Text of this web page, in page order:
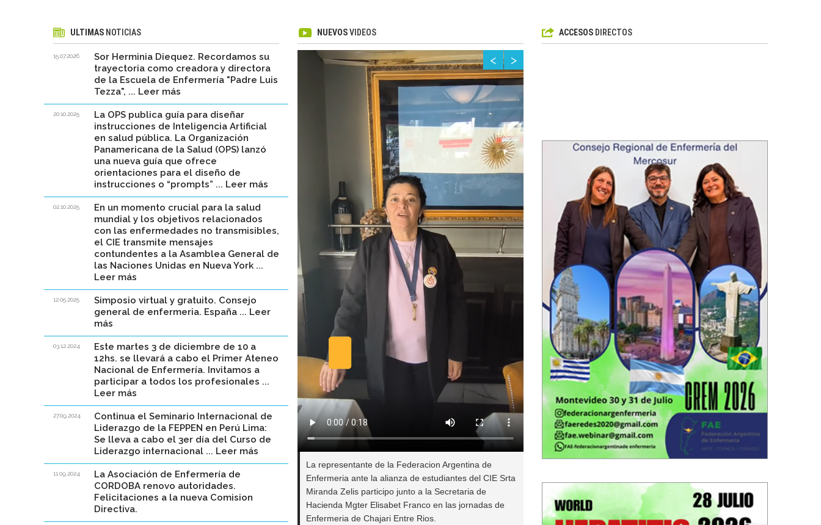
ULTIMAS NOTICIAS
15.07.2026
Sor Herminia Diequez. Recordamos su
trayectoria como creadora y directora
de la Escuela de Enfermería "Padre Luis
Tezza", ... Leer más
20.10.2025
La OPS publica guía para diseñar
instrucciones de Inteligencia Artificial
en salud pública. La Organización
Panamericana de la Salud (OPS) lanzó
una nueva guía que ofrece
orientaciones para el diseño de
instrucciones o “prompts” ... Leer más
02.10.2025
En un momento crucial para la salud
mundial y los objetivos relacionados
con las enfermedades no transmisibles,
el CIE transmite mensajes
contundentes a la Asamblea General de
las Naciones Unidas en Nueva York ...
Leer más
12.05.2025
Simposio virtual y gratuito. Consejo
general de enfermeria. España ... Leer
más
03.12.2024
Este martes 3 de diciembre de 10 a
12hs. se llevará a cabo el Primer Ateneo
Nacional de Enfermería. Invitamos a
participar a todos los profesionales ...
Leer más
27.09.2024
Continua el Seminario Internacional de
Liderazgo de la FEPPEN en Perú Lima:
Se lleva a cabo el 3er día del Curso de
Liderazgo internacional ... Leer más
11.09.2024
La Asociación de Enfermería de
CORDOBA renovo autoridades.
Felicitaciones a la nueva Comision
Directiva.
NUEVOSVIDEOS
La representante de la Federacion Argentina de
Enfermeria ante la alianza de estudiantes del CIE Srta
Miranda Zelis participo junto a la Secretaria de
Hacienda Mgter Elisabet Franco en las jornadas de
Enfermeria de Chajari Entre Rios.
< >
ACCESOS DIRECTOS